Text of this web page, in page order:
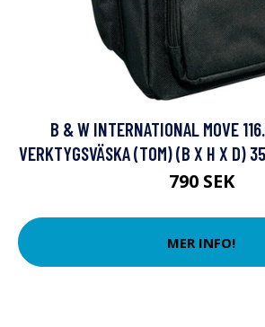
B & W INTERNATIONAL MOVE
VERKTYGSVÄSKA (TOM) (B X H X D)
790 SEK
MER INFO!